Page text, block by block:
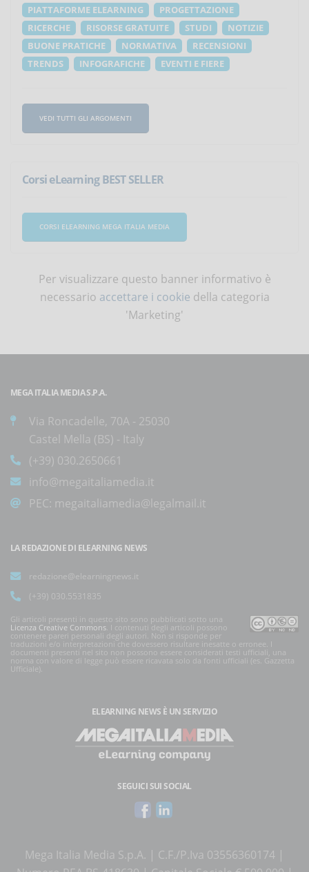
PIATTAFORME ELEARNING
PROGETTAZIONE
RICERCHE
RISORSE GRATUITE STUDI
NOTIZIE
BUONE PRATICHE
NORMATIVA
RECENSIONI
TRENDS
INFOGRAFICHE EVENTI E FIERE
VEDI TUTTI GLI ARGOMENTI
Corsi eLearning BEST SELLER
CORSI ELEARNING MEGA ITALIA MEDIA
Per visualizzare questo banner informativo è
necessario accettare i cookie della categoria
'Marketing'
MEGA ITALIA MEDIA S.P.A.
Via Roncadelle, 70A - 25030
Castel Mella (BS) - Italy
(+39) 030.2650661
info@megaitaliamedia.it
PEC: megaitaliamedia@legalmail.it
LA REDAZIONE DI ELEARNING NEWS
redazione@elearningnews.it
(+39) 030.5531835
Gli articoli presenti in questo sito sono pubblicati sotto una
Licenza Creative Commons. I contenuti degli articoli possono
contenere pareri personali degli autori. Non si risponde per
traduzioni e/o interpretazioni che dovessero risultare inesatte o erronee. I
documenti presenti nel sito non possono essere considerati testi ufficiali, una
norma con valore di legge può essere ricavata solo da fonti ufficiali (es. Gazzetta
Ufficiale).
ELEARNING NEWS È UN SERVIZIO
SEGUICI SUI SOCIAL
Mega Italia Media S.p.A. | C.F./P.Iva 03556360174 |